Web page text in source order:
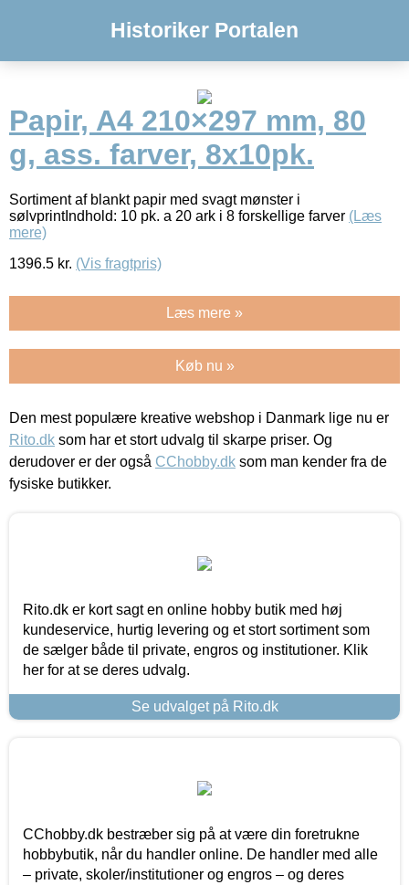
Historiker Portalen
Papir, A4 210×297 mm, 80
g, ass. farver, 8x10pk.
Sortiment af blankt papir med svagt mønster i
sølvprintIndhold: 10 pk. a 20 ark i 8 forskellige farver (Læs
mere)
1396.5 kr. (Vis fragtpris)
Læs mere »
Køb nu »
Den mest populære kreative webshop i Danmark lige nu er
Rito.dk som har et stort udvalg til skarpe priser. Og
derudover er der også CChobby.dk som man kender fra de
fysiske butikker.
Rito.dk er kort sagt en online hobby butik med høj
kundeservice, hurtig levering og et stort sortiment som
de sælger både til private, engros og institutioner. Klik
her for at se deres udvalg.
Se udvalget på Rito.dk
CChobby.dk bestræber sig på at være din foretrukne
hobbybutik, når du handler online. De handler med alle
– private, skoler/institutioner og engros – og deres